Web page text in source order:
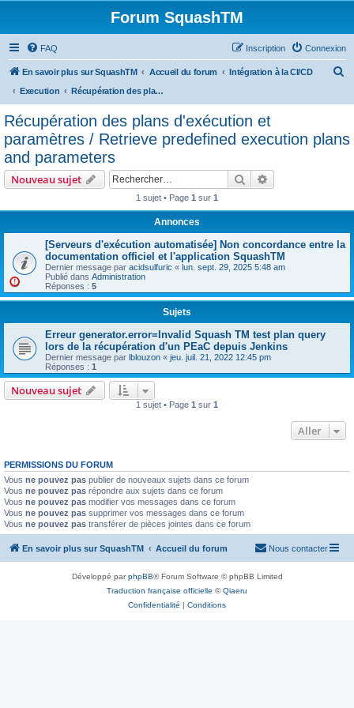
Forum SquashTM
FAQ Connexion
Inscription
En savoir plus sur SquashTM Accueil du forum
Intégration à la CI/CD
Execution
Récupération des plans d'exécution et paramètres / Retrieve predefined execution plans and parameters
e
Récupération des plans d'exécution et
paramètres / Retrieve predefined execution plans
and parameters
Nouveau sujet Rechercher
1 sujet • Page 1 sur 1
Annonces
[Serveurs d'exécution automatisée] Non concordance entre la
documentation officiel et l'application SquashTM
Dernier message par acidsulfuric « lun. sept. 29, 2025 5:48 am
Publié dans Administration
Réponses : 5
Sujets
Erreur generator.error=Invalid Squash TM test plan query
lors de la récupération d'un PEaC depuis Jenkins
Dernier message par lblouzon « jeu. juil. 21, 2022 12:45 pm
Réponses : 1
Nouveau sujet
1 sujet • Page 1 sur 1
Aller
PERMISSIONS DU FORUM
Vous ne pouvez pas publier de nouveaux sujets dans ce forum
Vous ne pouvez pas répondre aux sujets dans ce forum
Vous ne pouvez pas modifier vos messages dans ce forum
Vous ne pouvez pas supprimer vos messages dans ce forum
Vous ne pouvez pas transférer de pièces jointes dans ce forum
En savoir plus sur SquashTM Accueil du forum Nous contacter
Développé parphpBB® Forum Software © phpBB Limited
Traduction française officielle ©Qiaeru
Confidentialité | Conditions